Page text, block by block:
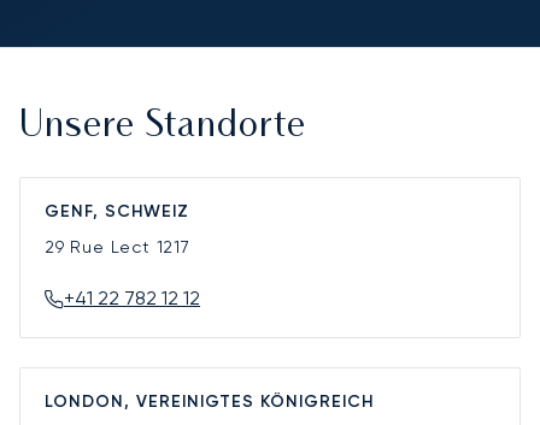
Unsere Standorte
GENF, SCHWEIZ
29 Rue Lect 1217
+41 22 782 12 12
LONDON, VEREINIGTES KÖNIGREICH